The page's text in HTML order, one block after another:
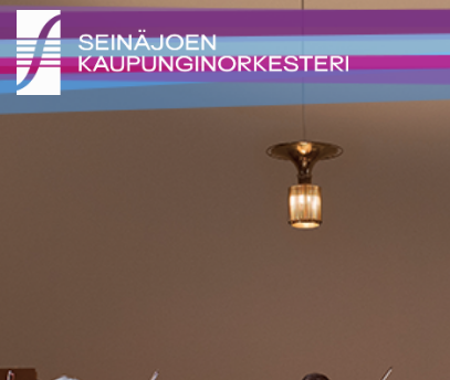
SEINÄJOEN KAUPUNGINORKESTERI 2026 ©
SEINÄJOEN KAUPUNGINORKESTERI 2026 ©